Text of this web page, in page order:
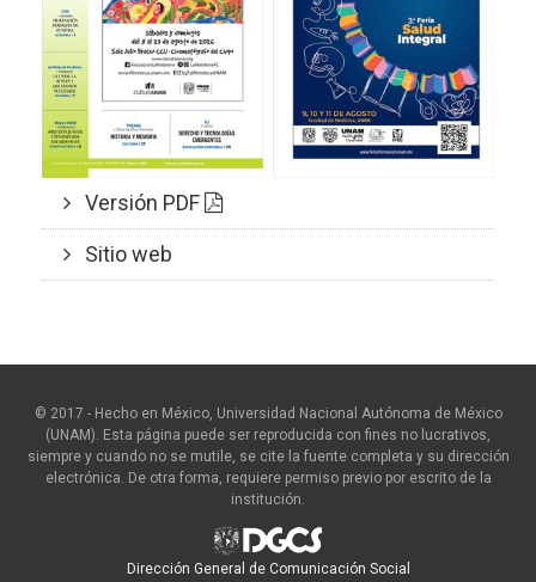
Versión PDF
Sitio web
© 2017 - Hecho en México, Universidad Nacional Autónoma de México
(UNAM). Esta página puede ser reproducida con fines no lucrativos,
siempre y cuando no se mutile, se cite la fuente completa y su dirección
electrónica. De otra forma, requiere permiso previo por escrito de la
institución.
Dirección General de Comunicación Social